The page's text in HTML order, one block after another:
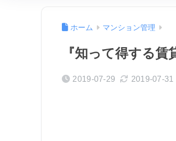
ホーム マンション管理
『知って得する賃
2019-07-29 2019-07-31